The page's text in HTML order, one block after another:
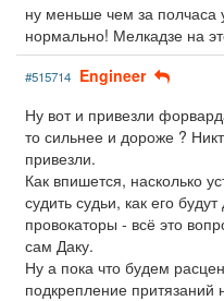
ну меньше чем за полчаса
нормально! Мелкадзе на
#515714 Engineer
Ну вот и привезли
то сильнее и дороже ?
привезли.
Как впишется, насколько
судить судьи, как его
провокаторы - всё это
сам Даку.
Ну а пока что будем
подкрепление притязаний